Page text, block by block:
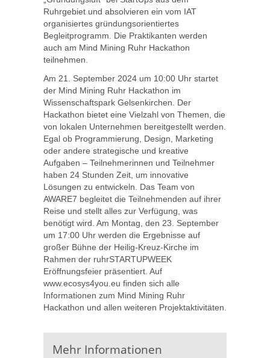
Ruhrgebiet und absolvieren ein vom IAT
organisiertes gründungsorientiertes
Begleitprogramm. Die Praktikanten werden
auch am Mind Mining Ruhr Hackathon
teilnehmen.
Am 21. September 2024 um 10:00 Uhr startet
der Mind Mining Ruhr Hackathon im
Wissenschaftspark Gelsenkirchen. Der
Hackathon bietet eine Vielzahl von Themen, die
von lokalen Unternehmen bereitgestellt werden.
Egal ob Programmierung, Design, Marketing
oder andere strategische und kreative
Aufgaben – Teilnehmerinnen und Teilnehmer
haben 24 Stunden Zeit, um innovative
Lösungen zu entwickeln. Das Team von
AWARE7 begleitet die Teilnehmenden auf ihrer
Reise und stellt alles zur Verfügung, was
benötigt wird. Am Montag, den 23. September
um 17:00 Uhr werden die Ergebnisse auf
großer Bühne der Heilig-Kreuz-Kirche im
Rahmen der ruhrSTARTUPWEEK
Eröffnungsfeier präsentiert. Auf
www.ecosys4you.eu finden sich alle
Informationen zum Mind Mining Ruhr
Hackathon und allen weiteren Projektaktivitäten.
Mehr Informationen